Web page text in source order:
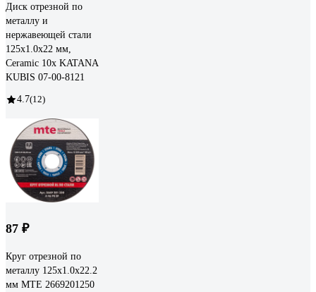
Диск отрезной по
металлу и
нержавеющей стали
125х1.0х22 мм,
Ceramic 10x KATANA
KUBIS 07-00-8121
4.7(12)
87 ₽
Круг отрезной по
металлу 125x1.0x22.2
мм MTE 2669201250